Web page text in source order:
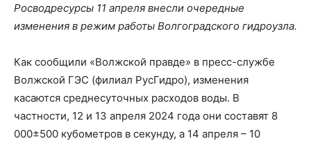
Росводресурсы 11 апреля внесли очередные
изменения в режим работы Волгоградского гидроузла.
Как сообщили «Волжской правде» в пресс-службе
Волжской ГЭС (филиал РусГидро), изменения
касаются среднесуточных расходов воды. В
частности, 12 и 13 апреля 2024 года они составят 8
000±500 кубометров в секунду, а 14 апреля – 10